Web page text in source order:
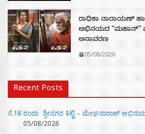
ರಾಧಿಕಾ ನಾರಾಯಣ್
ಅಭಿನಯದ “ಮಹಾನ್”
ಅನಾವರಣ
05/08/2026
Recent Posts
ಸೆ.18 ರಂದು ಶ್ರೀನಗರ ಕಿಟ್ಟಿ – ಮೇಘನಾರಾಜ್
05/08/2026